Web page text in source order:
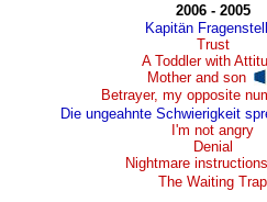
2006 - 2005
Kapitän
Trust
A Toddler with
Mother and son
Betrayer, my opposite
Die ungeahnte Schwierigkeit
I'm not angry
Denial
Nightmare instructions
The Waiting Trap